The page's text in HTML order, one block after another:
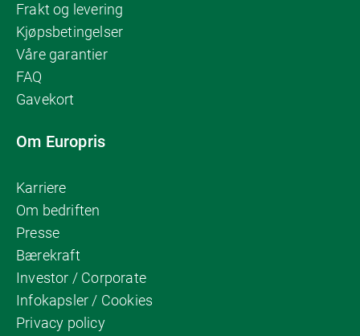
Frakt og levering
Kjøpsbetingelser
Våre garantier
FAQ
Gavekort
Om Europris
Karriere
Om bedriften
Presse
Bærekraft
Investor / Corporate
Infokapsler / Cookies
Privacy policy